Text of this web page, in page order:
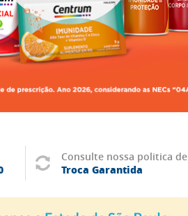
Consulte nossa politica de
Troca Garantida